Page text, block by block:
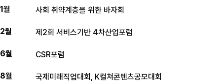
1월 사회 취약계층을 위한 바자회
2월 제2회 서비스기반 4차산업포럼
6월 CSR포럼
8월 국제미래직업대회, K컬쳐콘텐츠공모대회